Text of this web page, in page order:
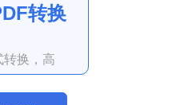
转换
转换，高